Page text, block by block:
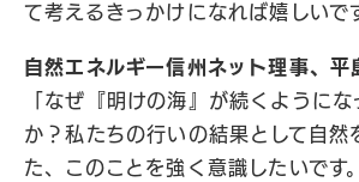
て考えるきっかけになれば嬉しいで
自然エネルギー信州ネット理事、平
「なぜ『明けの海』が続くようにな
か？私たちの行いの結果として自然
た、このことを強く意識したいです